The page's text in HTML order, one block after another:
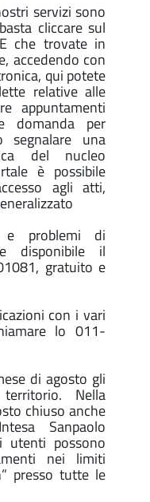
servizi sono
cliccare sul
che trovate in
accedendo con
qui potete
relative alle
appuntamenti
domanda per
segnalare una
del nucleo
è possibile
agli atti,
e problemi di
disponibile il
gratuito e
con i vari
lo 011-
di agosto gli
Nella
chiuso anche
Sanpaolo
utenti possono
nei limiti
presso tutte le